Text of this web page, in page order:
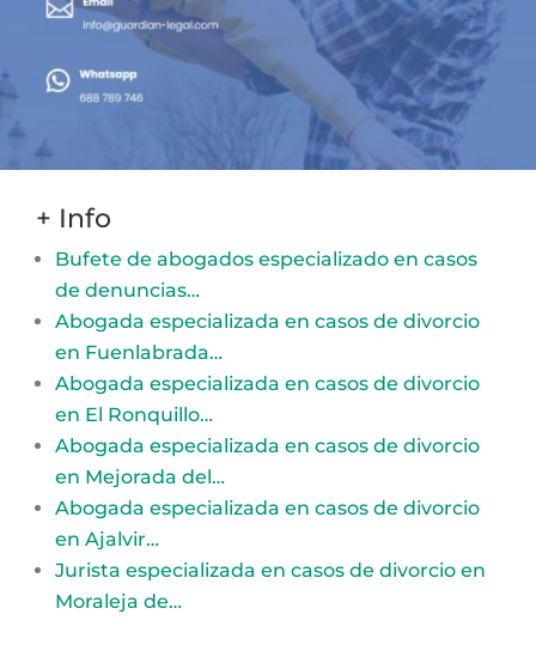
+ Info
Bufete de abogados especializado en casos
de denuncias…
Abogada especializada en casos de divorcio
en Fuenlabrada…
Abogada especializada en casos de divorcio
en El Ronquillo…
Abogada especializada en casos de divorcio
en Mejorada del…
Abogada especializada en casos de divorcio
en Ajalvir…
Jurista especializada en casos de divorcio en
Moraleja de…